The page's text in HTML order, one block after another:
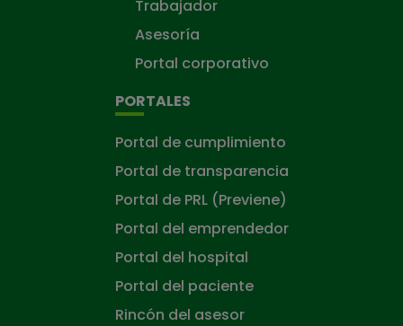
Trabajador
Asesoría
Portal corporativo
PORTALES
Portal de cumplimiento
Portal de transparencia
Portal de PRL (Previene)
Portal del emprendedor
Portal del hospital
Portal del paciente
Rincón del asesor